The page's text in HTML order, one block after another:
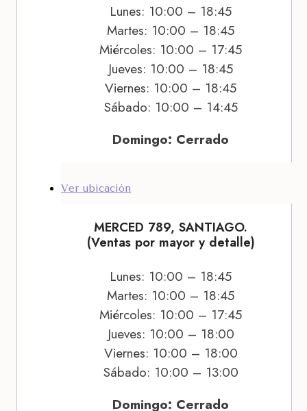
Lunes: 10:00 – 18:45
Martes: 10:00 – 18:45
Miércoles: 10:00 – 17:45
Jueves: 10:00 – 18:45
Viernes: 10:00 – 18:45
Sábado: 10:00 – 14:45
Domingo: Cerrado
Ver ubicación
MERCED 789, SANTIAGO.
(Ventas por mayor y detalle)
Lunes: 10:00 – 18:45
Martes: 10:00 – 18:45
Miércoles: 10:00 – 17:45
Jueves: 10:00 – 18:00
Viernes: 10:00 – 18:00
Sábado: 10:00 – 13:00
Domingo: Cerrado